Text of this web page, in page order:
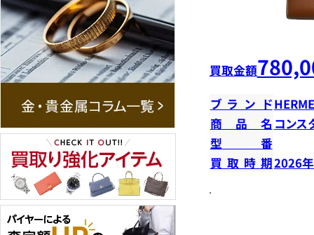
買取金額
ブランド
商品名 コンス
型番
買取時期2026